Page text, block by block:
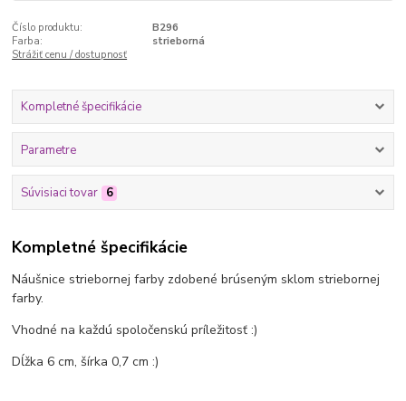
Číslo produktu:
B296
Farba:
strieborná
Strážiť cenu / dostupnosť
Kompletné špecifikácie
Parametre
Súvisiaci tovar 6
Kompletné špecifikácie
Náušnice striebornej farby zdobené brúseným sklom striebornej
farby.
Vhodné na každú spoločenskú príležitosť :)
Dĺžka 6 cm, šírka 0,7 cm :)